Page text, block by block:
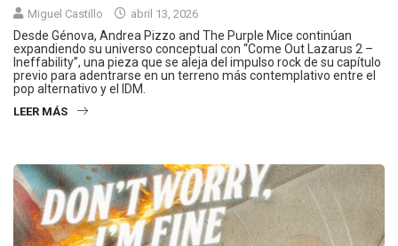
Miguel Castillo abril 13, 2026
Desde Génova, Andrea Pizzo and The Purple Mice continúan
expandiendo su universo conceptual con “Come Out Lazarus 2 –
Ineffability”, una pieza que se aleja del impulso rock de su capítulo
previo para adentrarse en un terreno más contemplativo entre el
pop alternativo y el IDM.
LEER MÁS